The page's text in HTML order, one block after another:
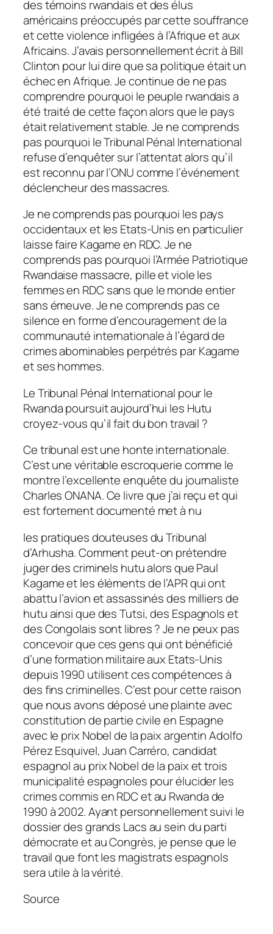
des témoins rwandais et des élus
américains préoccupés par cette souffrance
et cette violence infligées à l’Afrique et aux
Africains. J’avais personnellement écrit à Bill
Clinton pour lui dire que sa politique était un
échec en Afrique. Je continue de ne pas
comprendre pourquoi le peuple rwandais a
été traité de cette façon alors que le pays
était relativement stable. Je ne comprends
pas pourquoi le Tribunal Pénal International
refuse d’enquêter sur l’attentat alors qu’il
est reconnu par l’ONU comme l’événement
déclencheur des massacres.
Je ne comprends pas pourquoi les pays
occidentaux et les Etats-Unis en particulier
laisse faire Kagame en RDC. Je ne
comprends pas pourquoi l’Armée Patriotique
Rwandaise massacre, pille et viole les
femmes en RDC sans que le monde entier
sans émeuve. Je ne comprends pas ce
silence en forme d’encouragement de la
communauté internationale à l’égard de
crimes abominables perpétrés par Kagame
et ses hommes.
Le Tribunal Pénal International pour le
Rwanda poursuit aujourd’hui les Hutu
croyez-vous qu’il fait du bon travail ?
Ce tribunal est une honte internationale.
C’est une véritable escroquerie comme le
montre l’excellente enquête du journaliste
Charles ONANA. Ce livre que j’ai reçu et qui
est fortement documenté met à nu
les pratiques douteuses du Tribunal
d’Arhusha. Comment peut-on prétendre
juger des criminels hutu alors que Paul
Kagame et les éléments de l’APR qui ont
abattu l’avion et assassinés des milliers de
hutu ainsi que des Tutsi, des Espagnols et
des Congolais sont libres ? Je ne peux pas
concevoir que ces gens qui ont bénéficié
d’une formation militaire aux Etats-Unis
depuis 1990 utilisent ces compétences à
des fins criminelles. C’est pour cette raison
que nous avons déposé une plainte avec
constitution de partie civile en Espagne
avec le prix Nobel de la paix argentin Adolfo
Pérez Esquivel, Juan Carréro, candidat
espagnol au prix Nobel de la paix et trois
municipalité espagnoles pour élucider les
crimes commis en RDC et au Rwanda de
1990 à 2002. Ayant personnellement suivi le
dossier des grands Lacs au sein du parti
démocrate et au Congrès, je pense que le
travail que font les magistrats espagnols
sera utile à la vérité.
Source